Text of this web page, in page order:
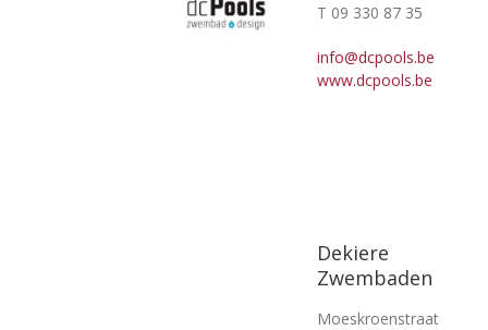
T 09 330 87 35
info@dcpools.be
www.dcpools.be
Dekiere
Zwembaden
Moeskroenstraat